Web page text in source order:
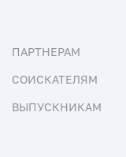
ПАРТНЕРАМ
СОИСКАТЕЛЯМ
ВЫПУСКНИКАМ